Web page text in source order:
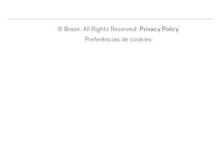
© Braze. All Rights Reserved Privacy Policy
Preferências de cookies